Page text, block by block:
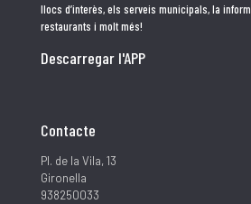
llocs d’interès, els serveis municipals, la
restaurants i molt més!
Descarregar l'APP
Contacte
Pl. de la Vila, 13
Gironella
938250033